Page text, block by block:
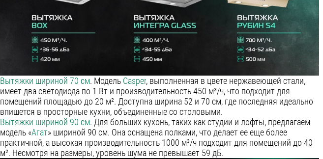
Вытяжки шириной 70 см. Модель Casper, выполненная в цвете нержавеющей стали,
имеет два светодиода по 1 Вт и производительность 450 м³/ч, что подходит для
помещений площадью до 20 м². Доступна ширина 52 и 70 см, где последняя идеально
впишется в просторные кухни, объединенные со столовыми.
Вытяжки шириной 90 см. Для больших кухонь, таких как студии и лофты, предлагаем
модель «Агат» шириной 90 см. Она оснащена полками, что делает ее еще более
практичной, а высокая производительность 1000 м³/ч подходит для помещений до 40
м². Несмотря на размеры, уровень шума не превышает 59 дБ.